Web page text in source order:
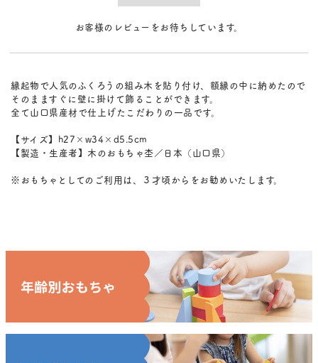
お客様のレビューをお待ちしています。
縁起物で人気のふくろうの組み木を貼り付け、額縁の中に納めたので
そのまますぐに壁に掛けて飾ることができます。
全て山口県産材で仕上げたこだわりの一品です。
【サイズ】h27×w34×d5.5cm
【製造・生産者】木のおもちゃ杢／日本（山口県）
※おもちゃとしてのご利用は、３才頃からをお勧めいたします。